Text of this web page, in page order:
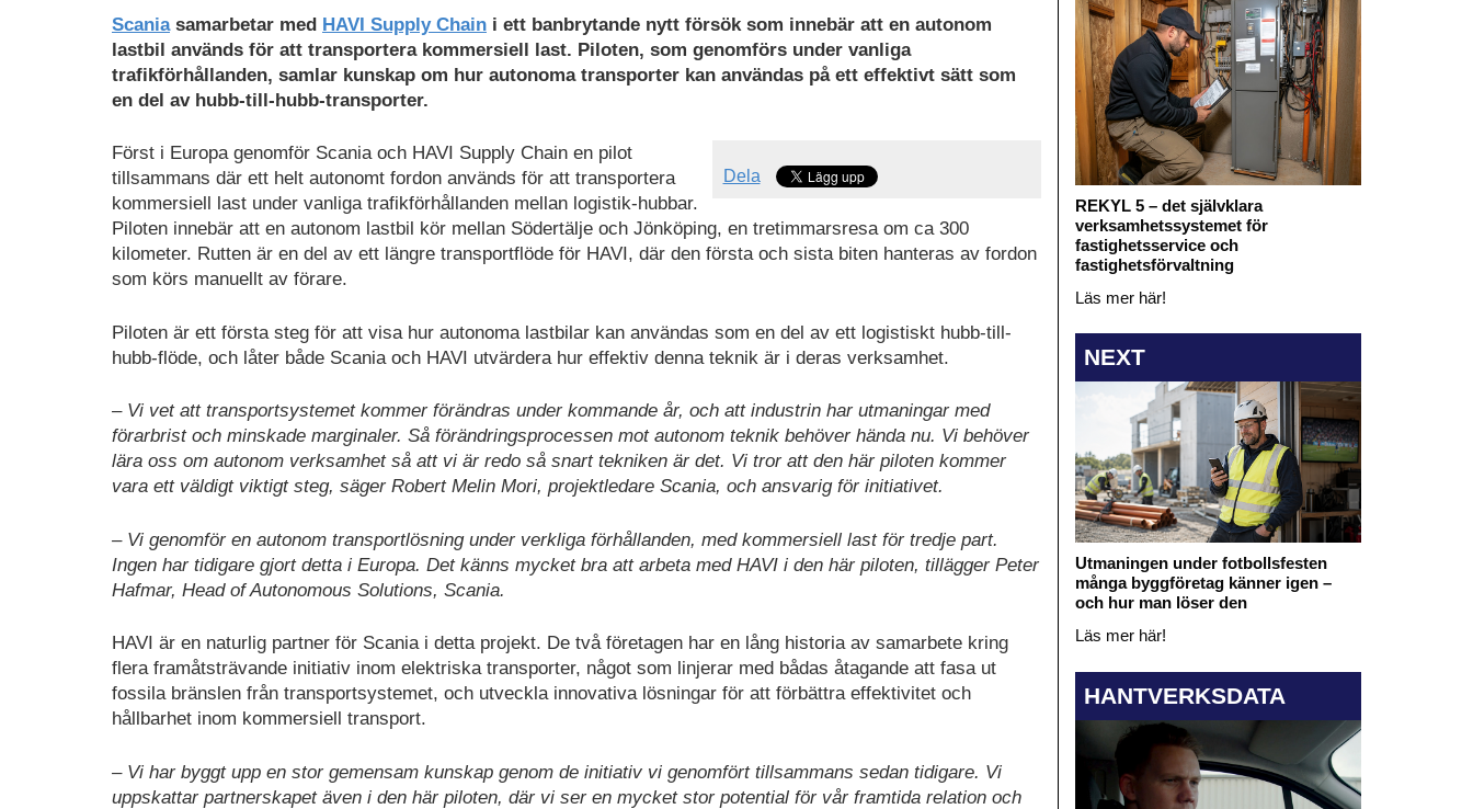
Scaniasamarbetar med HAVI Supply Chain i ett banbrytande nytt försök som innebär att en autonom
lastbil används för att transportera kommersiell last. Piloten, som genomförs under vanliga
trafikförhållanden, samlar kunskap om hur autonoma transporter kan användas på ett effektivt sätt som
en del av hubb-till-hubb-transporter.
Dela
Först i Europa genomför Scania och HAVI Supply Chain en pilot
tillsammans där ett helt autonomt fordon används för att transportera
kommersiell last under vanliga trafikförhållanden mellan logistik-hubbar.
Piloten innebär att en autonom lastbil kör mellan Södertälje och Jönköping, en tretimmarsresa om ca 300
kilometer. Rutten är en del av ett längre transportflöde för HAVI, där den första och sista biten hanteras av fordon
som körs manuellt av förare.
Piloten är ett första steg för att visa hur autonoma lastbilar kan användas som en del av ett logistiskt hubb-till-
hubb-flöde, och låter både Scania och HAVI utvärdera hur effektiv denna teknik är i deras verksamhet.
– Vi vet att transportsystemet kommer förändras under kommande år, och att industrin har utmaningar med
förarbrist och minskade marginaler. Så förändringsprocessen mot autonom teknik behöver hända nu. Vi behöver
lära oss om autonom verksamhet så att vi är redo så snart tekniken är det. Vi tror att den här piloten kommer
vara ett väldigt viktigt steg, säger Robert Melin Mori, projektledare Scania, och ansvarig för initiativet.
– Vi genomför en autonom transportlösning under verkliga förhållanden, med kommersiell last för tredje part.
Ingen har tidigare gjort detta i Europa. Det känns mycket bra att arbeta med HAVI i den här piloten, tillägger Peter
Hafmar, Head of Autonomous Solutions, Scania.
HAVI är en naturlig partner för Scania i detta projekt. De två företagen har en lång historia av samarbete kring
flera framåtsträvande initiativ inom elektriska transporter, något som linjerar med bådas åtagande att fasa ut
fossila bränslen från transportsystemet, och utveckla innovativa lösningar för att förbättra effektivitet och
hållbarhet inom kommersiell transport.
– Vi har byggt upp en stor gemensam kunskap genom de initiativ vi genomfört tillsammans sedan tidigare. Vi
uppskattar partnerskapet även i den här piloten, där vi ser en mycket stor potential för vår framtida relation och
REKYL 5 – det självklara
verksamhetssystemet för
fastighetsservice och
fastighetsförvaltning
Läs mer här!
NEXT
Utmaningen under fotbollsfesten
många byggföretag känner igen –
och hur man löser den
Läs mer här!
HANTVERKSDATA